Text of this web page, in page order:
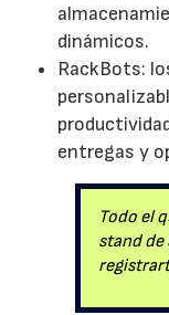
dinámicos.
RackBots:
entregas y
Todo el
stand de